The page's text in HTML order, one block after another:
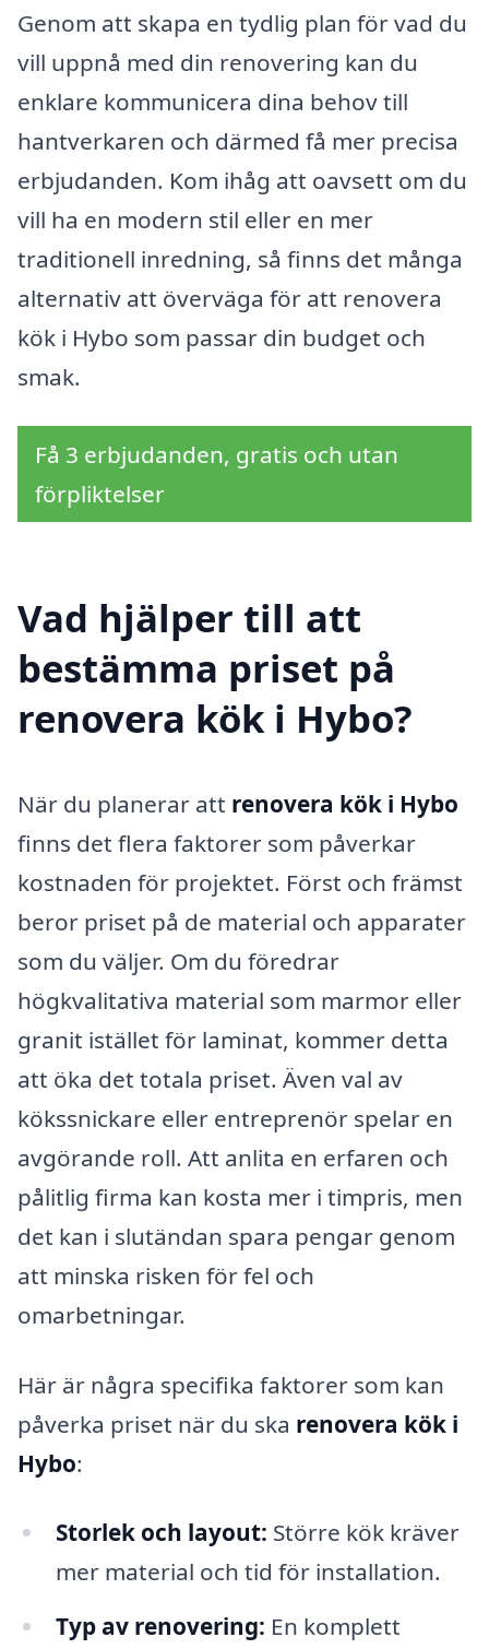
Genom att skapa en tydlig plan för vad du
vill uppnå med din renovering kan du
enklare kommunicera dina behov till
hantverkaren och därmed få mer precisa
erbjudanden. Kom ihåg att oavsett om du
vill ha en modern stil eller en mer
traditionell inredning, så finns det många
alternativ att överväga för att renovera
kök i Hybo som passar din budget och
smak.
Få 3 erbjudanden, gratis och utan
förpliktelser
Vad hjälper till att
bestämma priset på
renovera kök i Hybo?
När du planerar att renovera kök i Hybo
finns det flera faktorer som påverkar
kostnaden för projektet. Först och främst
beror priset på de material och apparater
som du väljer. Om du föredrar
högkvalitativa material som marmor eller
granit istället för laminat, kommer detta
att öka det totala priset. Även val av
kökssnickare eller entreprenör spelar en
avgörande roll. Att anlita en erfaren och
pålitlig firma kan kosta mer i timpris, men
det kan i slutändan spara pengar genom
att minska risken för fel och
omarbetningar.
Här är några specifika faktorer som kan
påverka priset när du ska renovera kök i
Hybo:
Storlek och layout: Större kök kräver
mer material och tid för installation.
Typ av renovering: En komplett